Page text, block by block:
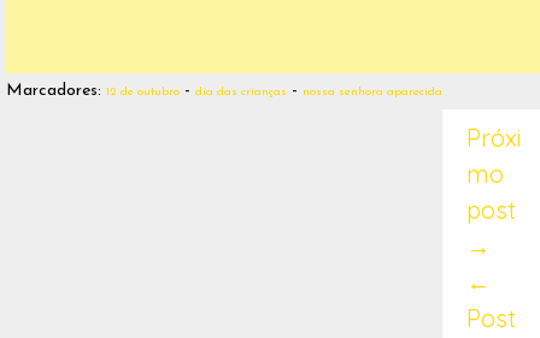
Marcadores: 12 de outubro - dia das crianças - nossa senhora aparecida
Próxi
mo
post
→
←
Post